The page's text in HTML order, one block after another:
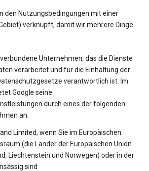
den Nutzungsbedingungen mit einer
verknüpft, damit wir mehrere Dinge
Unternehmen, das die Dienste
verarbeitet und für die Einhaltung der
verantwortlich ist. Im
Google seine
durch eines der folgenden
an:
Limited, wenn Sie im Europäischen
(die Länder der Europäischen Union
Liechtenstein und Norwegen) oder in der
sind